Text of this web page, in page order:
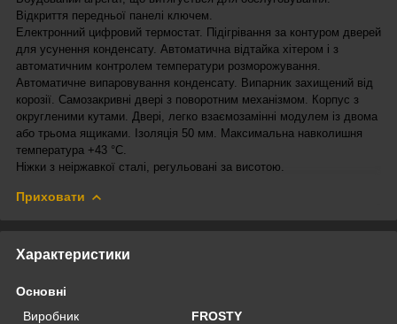
Відкриття передньої панелі ключем.
Електронний цифровий термостат. Підігрівання за контуром дверей
для усунення конденсату. Автоматична відтайка хітером і з
автоматичним контролем температури розморожування.
Автоматичне випаровування конденсату. Випарник захищений від
корозії. Самозакривні двері з поворотним механізмом. Корпус з
округленими кутами. Двері, легко взаємозамінні модулем із двома
або трьома ящиками. Ізоляція 50 мм. Максимальна навколишня
температура +43 °C.
Ніжки з неіржавкої сталі, регульовані за висотою.
Приховати
Характеристики
Основні
Виробник
FROSTY